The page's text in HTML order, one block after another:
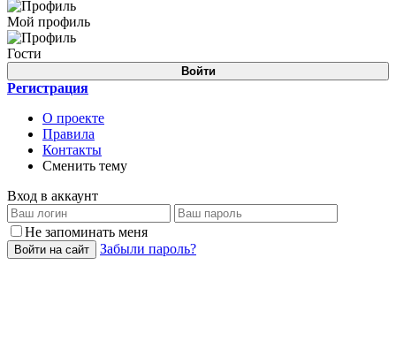
Мой профиль
Гости
Войти
Регистрация
О проекте
Правила
Контакты
Сменить тему
Вход в аккаунт
Не запоминать меня
Войти на сайт Забыли пароль?